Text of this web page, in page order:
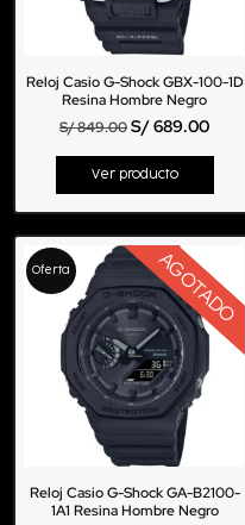
Reloj Casio G-Shock GBX-100-1D
Resina Hombre Negro
S/849.00S/689.00
Ver producto
Oferta AGOTADO
Reloj Casio G-Shock GA-B2100-
1A1 Resina Hombre Negro